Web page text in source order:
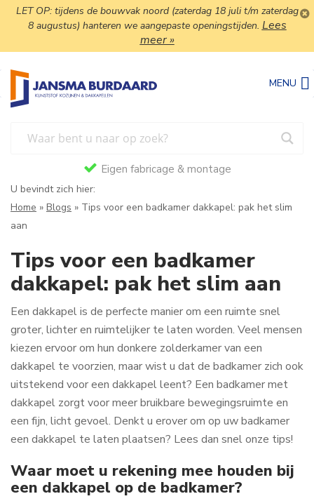
LET OP: tijdens de bouwvak noord (zaterdag 18 juli t/m zaterdag
8 augustus) hanteren we aangepaste openingstijden. Lees
meer »
MENU
Eigen fabricage & montage
U bevindt zich hier:
Home » Blogs » Tips voor een badkamer dakkapel: pak het slim
aan
Tips voor een badkamer
dakkapel: pak het slim aan
Een dakkapel is de perfecte manier om een ruimte snel
groter, lichter en ruimtelijker te laten worden. Veel mensen
kiezen ervoor om hun donkere zolderkamer van een
dakkapel te voorzien, maar wist u dat de badkamer zich ook
uitstekend voor een dakkapel leent? Een badkamer met
dakkapel zorgt voor meer bruikbare bewegingsruimte en
een fijn, licht gevoel. Denkt u erover om op uw badkamer
een dakkapel te laten plaatsen? Lees dan snel onze tips!
Waar moet u rekening mee houden bij
een dakkapel op de badkamer?